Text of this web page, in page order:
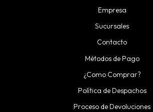
Empresa
Sucursales
Contacto
Métodos de Pago
¿Como Comprar?
Política de Despachos
Proceso de Devoluciones